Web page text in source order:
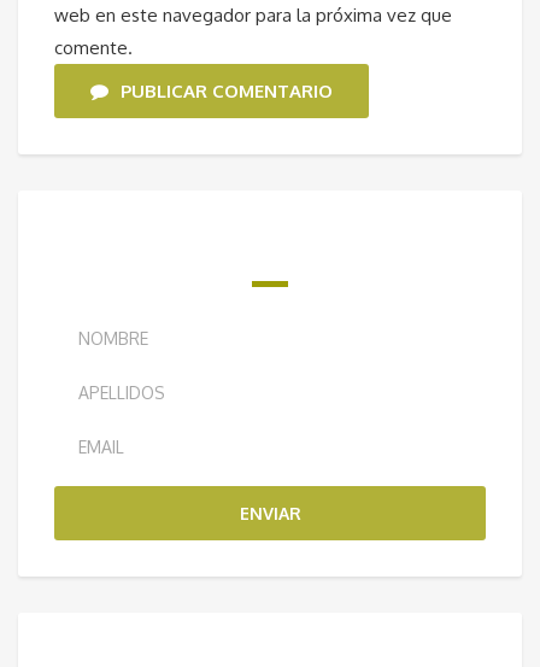
web en este navegador para la próxima vez que
comente.
PUBLICAR COMENTARIO
ENVIAR